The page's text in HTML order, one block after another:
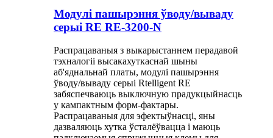
Модулі пашырэння ўводу/вываду
серыі RE RE-3200-N
Распрацаваныя з выкарыстаннем перадавой
тэхналогіі высакахуткаснай шыны
аб'яднальнай платы, модулі пашырэння
ўводу/вываду серыі Rtelligent RE
забяспечваюць выключную прадукцыйнасць
у кампактным форм-фактары.
Распрацаваныя для эфектыўнасці, яны
дазваляюць хутка ўсталёўвацца і маюць